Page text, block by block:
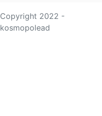
Copyright 2022 -
kosmopolead